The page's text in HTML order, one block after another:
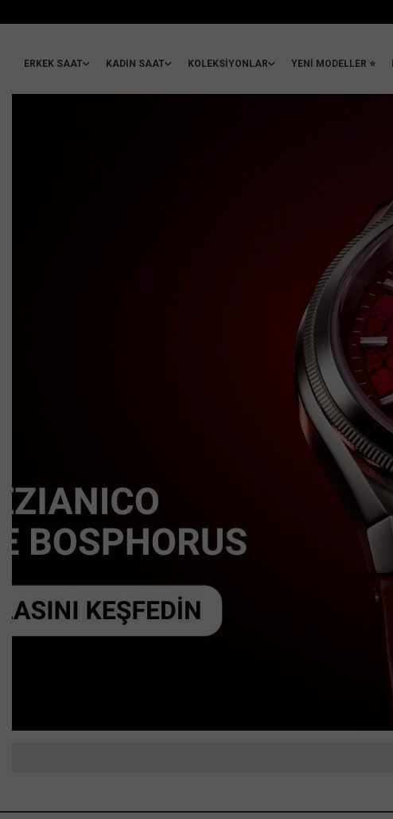
ERKEK SAAT KADIN SAAT KOLEKSIYONLAR YENİ MODELLER ⭐